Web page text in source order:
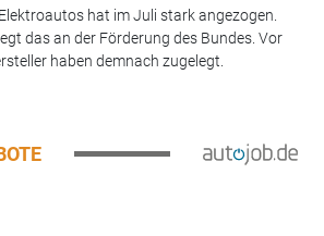
hat im Juli stark angezogen.
das an der Förderung des Bundes. Vor
haben demnach zugelegt.